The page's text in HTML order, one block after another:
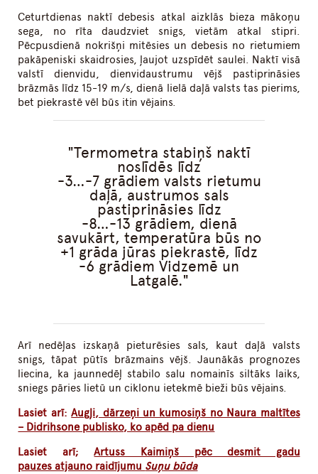
Ceturtdienas naktī debesis atkal aizklās bieza mākoņu
sega, no rīta daudzviet snigs, vietām atkal stipri.
Pēcpusdienā nokrišņi mitēsies un debesis no rietumiem
pakāpeniski skaidrosies, ļaujot uzspīdēt saulei. Naktī visā
valstī dienvidu, dienvidaustrumu vējš pastiprināsies
brāzmās līdz 15-19 m/s, dienā lielā daļā valsts tas pierims,
bet piekrastē vēl būs itin vējains.
Termometra stabiņš naktī
noslīdēs līdz
-3…-7 grādiem valsts rietumu
daļā, austrumos sals
pastiprināsies līdz
-8…-13 grādiem, dienā
savukārt, temperatūra būs no
+1 grāda jūras piekrastē, līdz
-6 grādiem Vidzemē un
Latgalē.
Arī nedēļas izskaņā pieturēsies sals, kaut daļā valsts
snigs, tāpat pūtīs brāzmains vējš. Jaunākās prognozes
liecina, ka jaunnedēļ stabilo salu nomainīs siltāks laiks,
sniegs pāries lietū un ciklonu ietekmē bieži būs vējains.
Lasiet arī:Augļi, dārzeņi un kumosiņš no Naura maltītes
– Didrihsone publisko, ko apēd pa dienu
Lasiet arī;Artuss Kaimiņš pēc desmit gadu
pauzes atjauno raidījumu Suņu būda